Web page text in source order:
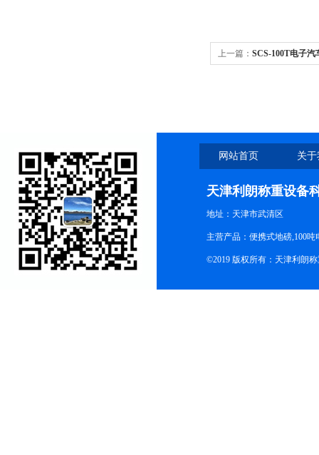
上一篇： SCS-100T电子汽
网站首页 关
天津利朗称重设备
地址：天津市武清区
主营产品：便携式地磅,100
©2019 版权所有：天津利朗